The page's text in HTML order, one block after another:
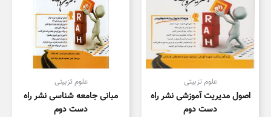
علوم تزبیتی
اصول مدیریت آموزشی نشر راه
دست دوم
علوم تزبیتی
مبانی جامعه شناسی نشر راه
دست دوم